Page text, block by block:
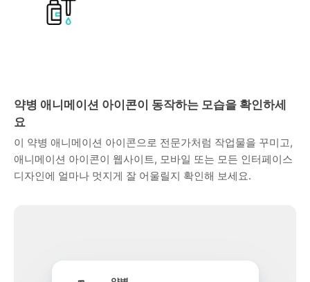
약병 애니메이션 아이콘이 동작하는 모습을 확인하세
요
이 약병 애니메이션 아이콘으로 전문가처럼 작업물을 꾸미고,
애니메이션 아이콘이 웹사이트, 모바일 또는 모든 인터페이스
디자인에 얼마나 멋지게 잘 어울릴지 확인해 보세요.